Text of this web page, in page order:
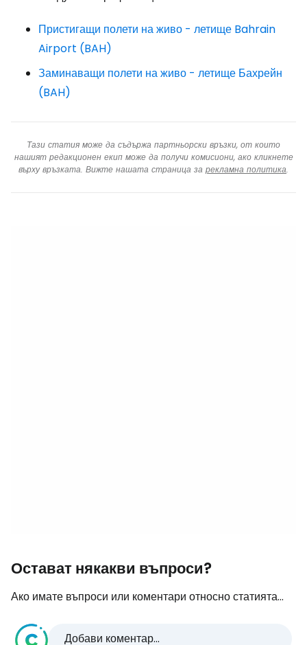
Пристигащи полети на живо - летище Bahrain
Airport (BAH)
Заминаващи полети на живо - летище Бахрейн
(BAH)
Тази статия може да съдържа партньорски връзки, от които
нашият редакционен екип може да получи комисиони, ако кликнете
върху връзката. Вижте нашата страница за рекламна политика.
Остават някакви въпроси?
Ако имате въпроси или коментари относно статията...
Добави коментар...